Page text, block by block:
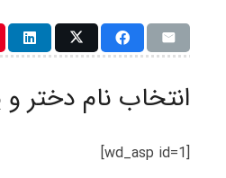
انتخاب نام دختر
[wd_asp id=1]